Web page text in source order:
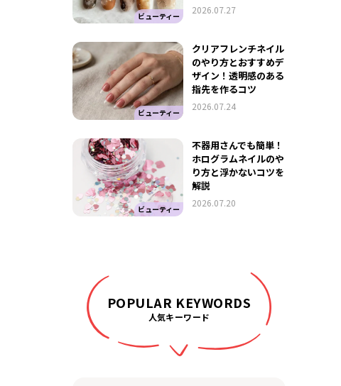
ビューティー
2026.07.27
ビューティー
クリアフレンチネイル
のやり方とおすすめデ
ザイン！透明感のある
指先を作るコツ
2026.07.24
ビューティー
不器用さんでも簡単！
ホログラムネイルのや
り方と浮かないコツを
解説
2026.07.20
POPULAR KEYWORDS
人気キーワード